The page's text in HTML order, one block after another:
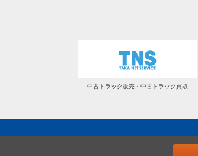
中古トラック販売・中古トラック買取